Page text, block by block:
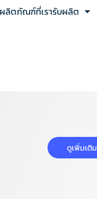
ผลิตภัณฑ์ที่เรารับผลิต
ดูเพิ่มเติม